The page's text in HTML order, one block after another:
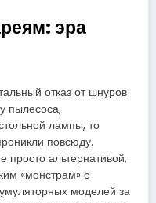
эра
отказ от шнуров
пылесоса,
лампы, то
повсюду.
просто альтернативой,
«монстрам» с
моделей за